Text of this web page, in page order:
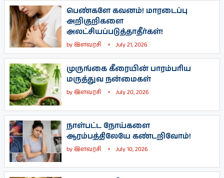
பெண்களே கவனம்! மாரடைப்பு
அறிகுறிகளை
அலட்சியப்படுத்தாதீர்கள்!
byஇளவரசி July 21, 2026
முருங்கை கீரையின் பாரம்பரிய
மருத்துவ நன்மைகள்
byஇளவரசி July 20, 2026
நாள்பட்ட நோய்களை
ஆரம்பத்திலேயே கண்டறிவோம்!
byஇளவரசி July 10, 2026